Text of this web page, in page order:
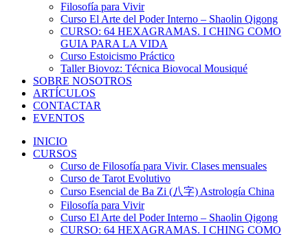
Filosofía para Vivir
Curso El Arte del Poder Interno – Shaolin Qigong
CURSO: 64 HEXAGRAMAS. I CHING COMO
GUIA PARA LA VIDA
Curso Estoicismo Práctico
Taller Biovoz: Técnica Biovocal Mousiqué
SOBRE NOSOTROS
ARTÍCULOS
CONTACTAR
EVENTOS
INICIO
CURSOS
Curso de Filosofía para Vivir. Clases mensuales
Curso de Tarot Evolutivo
Curso Esencial de Ba Zi (八字) Astrología China
Filosofía para Vivir
Curso El Arte del Poder Interno – Shaolin Qigong
CURSO: 64 HEXAGRAMAS. I CHING COMO